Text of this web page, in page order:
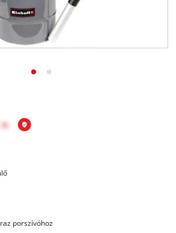
porszívóhoz